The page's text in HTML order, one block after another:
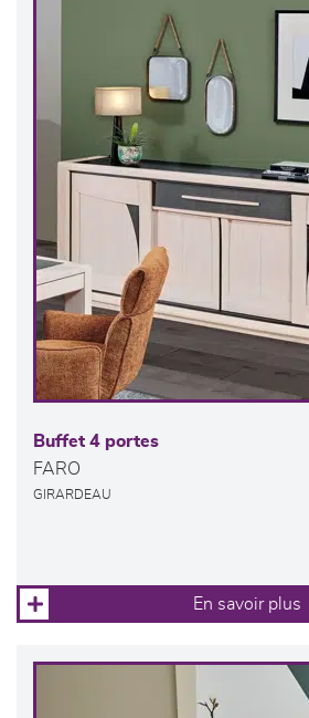
Buffet 4 portes
FARO
GIRARDEAU
En savoir plus